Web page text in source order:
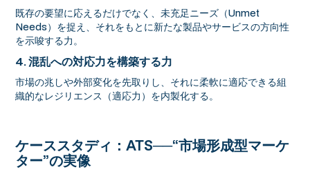
既存の要望に応えるだけでなく、未充足ニーズ（Unmet
Needs）を捉え、それをもとに新たな製品やサービスの方向性
を示唆する力。
4. 混乱への対応力を構築する力
市場の兆しや外部変化を先取りし、それに柔軟に適応できる組
織的なレジリエンス（適応力）を内製化する。
ケーススタディ：ATS──“市場形成型マーケ
ター”の実像